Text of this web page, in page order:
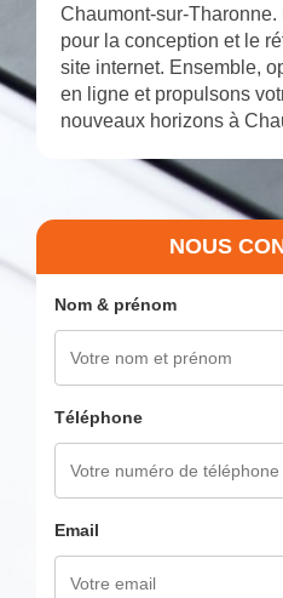
Chaumont-sur-
pour la conception et le
site internet. Ensemble,
en ligne et propulsons
nouveaux horizons à
NOUS
Nom & prénom
Téléphone
Email